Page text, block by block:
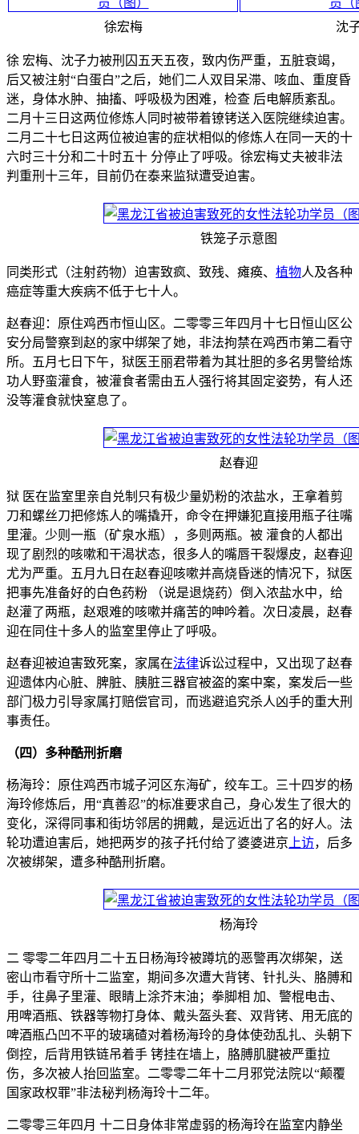
徐宏梅 沈
徐 宏梅、沈子力被刑囚五天五夜，致内伤严重，五脏衰竭，
后又被注射“白蛋白”之后，她们二人双目呆滞、咳血、重度昏
迷，身体水肿、抽搐、呼吸极为困难，检查 后电解质紊乱。
二月十三日这两位修炼人同时被带着镣铐送入医院继续迫害。
二月二十七日这两位被迫害的症状相似的修炼人在同一天的十
六时三十分和二十时五十 分停止了呼吸。徐宏梅丈夫被非法
判重刑十三年，目前仍在泰来监狱遭受迫害。
铁笼子示意图
同类形式（注射药物）迫害致疯、致残、瘫痪、 植物人及各种
癌症等重大疾病不低于七十人。
赵春迎：原住鸡西市恒山区。二零零三年四月十七日恒山区公
安分局警察到赵的家中绑架了她，非法拘禁在鸡西市第二看守
所。五月七日下午，狱医王丽君带着为其壮胆的多名男警给炼
功人野蛮灌食，被灌食者需由五人强行将其固定姿势，有人还
没等灌食就快窒息了。
赵春迎
狱 医在监室里亲自兑制只有极少量奶粉的浓盐水，王拿着剪
刀和螺丝刀把修炼人的嘴撬开，命令在押嫌犯直接用瓶子往嘴
里灌。少则一瓶（矿泉水瓶），多则两瓶。被 灌食的人都出
现了剧烈的咳嗽和干渴状态，很多人的嘴唇干裂爆皮，赵春迎
尤为严重。五月九日在赵春迎咳嗽并高烧昏迷的情况下，狱医
把事先准备好的白色药粉 （说是退烧药）倒入浓盐水中，给
赵灌了两瓶，赵艰难的咳嗽并痛苦的呻吟着。次日凌晨，赵春
迎在同住十多人的监室里停止了呼吸。
赵春迎被迫害致死案，家属在法律诉讼过程中，又出现了赵春
迎遗体内心脏、脾脏、胰脏三器官被盗的案中案，案发后一些
部门极力引导家属打赔偿官司，而逃避追究杀人凶手的重大刑
事责任。
（四）多种酷刑折磨
杨海玲：原住鸡西市城子河区东海矿，绞车工。三十四岁的杨
海玲修炼后，用“真善忍”的标准要求自己，身心发生了很大的
变化，深得同事和街坊邻居的拥戴，是远近出了名的好人。法
轮功遭迫害后，她把两岁的孩子托付给了婆婆进京 上访，后多
次被绑架，遭多种酷刑折磨。
杨海玲
二 零零二年四月二十五日杨海玲被蹲坑的恶警再次绑架，送
密山市看守所十二监室，期间多次遭大背铐、针扎头、胳膊和
手，往鼻子里灌、眼睛上涂芥末油；拳脚相 加、警棍电击、
用啤酒瓶、铁器等物打身体、戴头盔头套、双背铐、用无底的
啤酒瓶凸凹不平的玻璃碴对着杨海玲的身体使劲乱扎、头朝下
倒控，后背用铁链吊着手 铐挂在墙上，胳膊肌腱被严重拉
伤，多次被人抬回监室。二零零二年十二月邪党法院以“颠覆
国家政权罪”非法秘判杨海玲十二年。
二零零三年四月 十二日身体非常虚弱的杨海玲在监室内静坐